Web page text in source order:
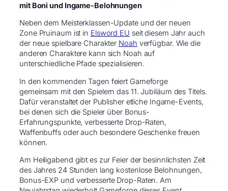
mit Boni und Ingame-Belohnungen
Neben dem Meisterklassen-Update und der neuen
Zone Pruinaum ist in Elsword EU seit diesem Jahr auch
der neue spielbare Charakter Noah verfügbar. Wie die
anderen Charaktere kann sich Noah auf
unterschiedliche Pfade spezialisieren. ​
In den kommenden Tagen feiert Gameforge
gemeinsam mit den Spielern das 11. Jubiläum des Titels.
Dafür veranstaltet der Publisher etliche Ingame-Events,
bei denen sich die Spieler über Bonus-
Erfahrungspunkte, verbesserte Drop-Raten,
Waffenbuffs oder auch besondere Geschenke freuen
können.
Am Heiligabend gibt es zur Feier der besinnlichsten Zeit
des Jahres 24 Stunden lang kostenlose Belohnungen,
Bonus-EXP und verbesserte Drop-Raten. Am